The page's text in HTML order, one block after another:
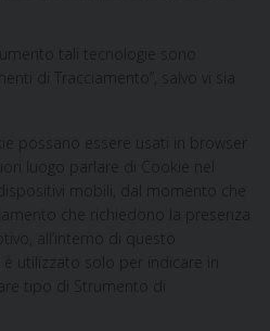
tali tecnologie sono
di Tracciamento”, salvo vi sia
possano essere usati in browser
luogo parlare di Cookie nel
mobili, dal momento che
che richiedono la presenza
all’interno di questo
utilizzato solo per indicare in
tipo di Strumento di